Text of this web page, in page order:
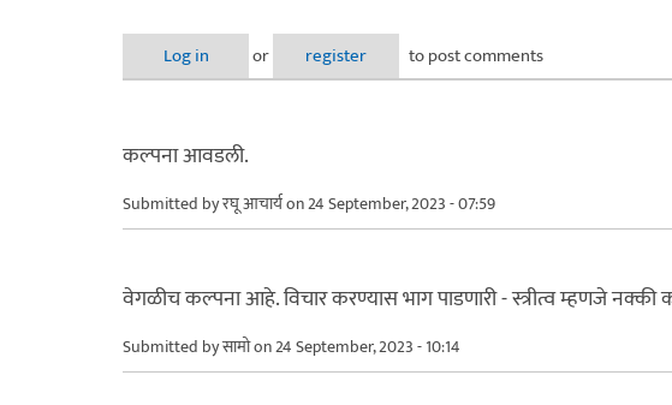
Log in or register to post comments
कल्पना आवडली.
Submitted byरघू आचार्यon 24 September, 2023 - 07:59
वेगळीच कल्पना आहे. विचार करण्यास भाग पाडणारी - स्त्रीत्व म्हणजे नक्की
Submitted byसामोon 24 September, 2023 - 10:14